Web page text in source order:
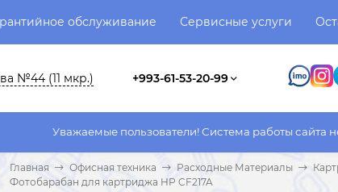
обслуживание Сервисные услуги
№44 (11 мкр.) +993-61-53-20-99
пользователи! Система работы сайта не имеет
Главная Офисная техника Расходные Материалы
Фотобарабан для картриджа HP CF217A